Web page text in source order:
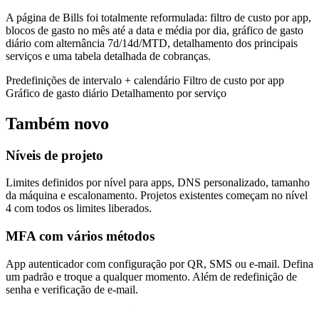
A página de Bills foi totalmente reformulada: filtro de custo por app,
blocos de gasto no mês até a data e média por dia, gráfico de gasto
diário com alternância 7d/14d/MTD, detalhamento dos principais
serviços e uma tabela detalhada de cobranças.
Predefinições de intervalo + calendário Filtro de custo por app
Gráfico de gasto diário Detalhamento por serviço
Também novo
Níveis de projeto
Limites definidos por nível para apps, DNS personalizado, tamanho
da máquina e escalonamento. Projetos existentes começam no nível
4 com todos os limites liberados.
MFA com vários métodos
App autenticador com configuração por QR, SMS ou e-mail. Defina
um padrão e troque a qualquer momento. Além de redefinição de
senha e verificação de e-mail.